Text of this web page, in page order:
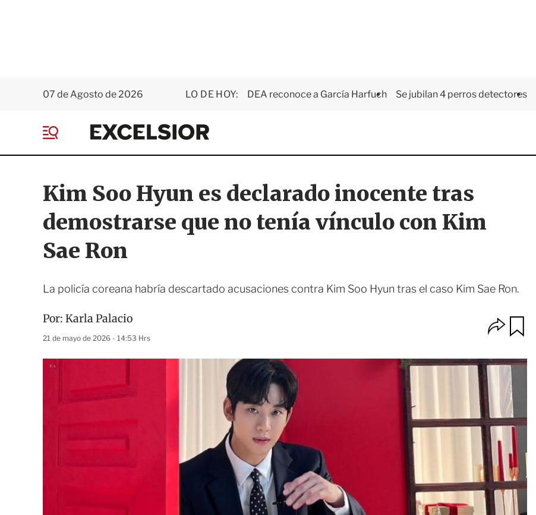
07 de Agosto de 2026 LO DE HOY: DEA reconoce a García Harfuch Se jubilan 4 perros detectores
E
x
e
i
o
e
Kim Soo Hyun es declarado inocente tras
demostrarse que no tenía vínculo con Kim
Sae Ron
La policía coreana habría descartado acusaciones contra Kim Soo Hyun tras el caso Kim Sae Ron.
Por: Karla Palacio
21 de mayo de 2026 - 14:53 Hrs
O
p
o
n
e
s
d
e
o
m
p
a
r
d